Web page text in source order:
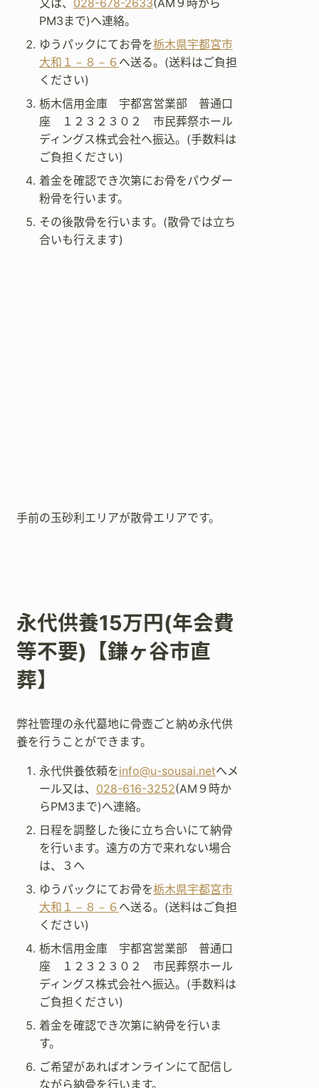
又は、 028-678-2633(AM９時から
PM3まで)へ連絡。
ゆうパックにてお骨を栃木県宇都宮市
大和１－８－６ へ送る。(送料はご負担
ください)
栃木信用金庫 宇都宮営業部 普通口
座 １２３２３０２ 市民葬祭ホール
ディングス株式会社へ振込。(手数料は
ご負担ください)
着金を確認でき次第にお骨をパウダー
粉骨を行います。
その後散骨を行います。(散骨では立ち
合いも行えます)
手前の玉砂利エリアが散骨エリアです。
永代供養15万円(年会費
等不要)【鎌ヶ谷市直
葬】
弊社管理の永代墓地に骨壺ごと納め永代供
養を行うことができます。
永代供養依頼をinfo@u-sousai.netへメ
ール又は、 028-616-3252(AM９時か
らPM3まで)へ連絡。
日程を調整した後に立ち合いにて納骨
を行います。遠方の方で来れない場合
は、３へ
ゆうパックにてお骨を栃木県宇都宮市
大和１－８－６ へ送る。(送料はご負担
ください)
栃木信用金庫 宇都宮営業部 普通口
座 １２３２３０２ 市民葬祭ホール
ディングス株式会社へ振込。(手数料は
ご負担ください)
着金を確認でき次第に納骨を行いま
す。
ご希望があればオンラインにて配信し
ながら納骨を行います。